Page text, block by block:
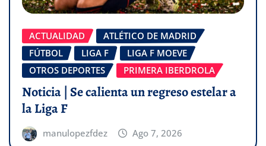
ACTUALIDAD
ATLÉTICO DE MADRID
FÚTBOL
LIGA F
LIGA F MOEVE
OTROS DEPORTES
PRIMERA IBERDROLA
Noticia | Se calienta un regreso estelar a
la Liga F
manulopezfdez Ago 7, 2026